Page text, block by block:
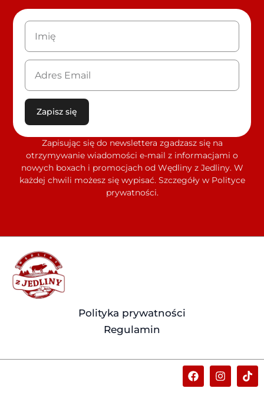
Zapisz się
Zapisując się do newslettera zgadzasz się na
otrzymywanie wiadomości e-mail z informacjami o
nowych boxach i promocjach od Wędliny z Jedliny. W
każdej chwili możesz się wypisać. Szczegóły w Polityce
prywatności.
Polityka prywatności
Regulamin